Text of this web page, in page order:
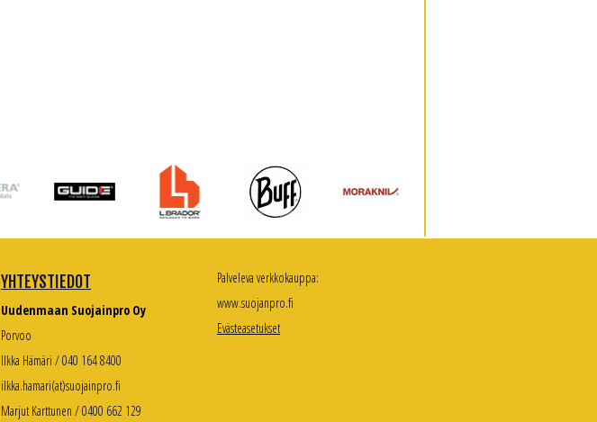
YHTEYSTIEDOT
Uudenmaan Suojainpro Oy
Porvoo
Ilkka Hämäri / 040 164 8400
ilkka.hamari(at)suojainpro.fi
Marjut Karttunen / 0400 662 129
Palveleva verkkokauppa:
www.suojanpro.fi
Evästeasetukset